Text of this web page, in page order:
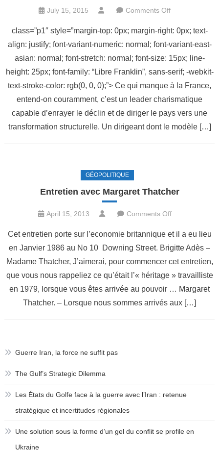
July 15, 2015 Comments Offon
clefs
du
Thatchérisme
class=”p1″ style=”margin-top: 0px; margin-right: 0px; text-
align: justify; font-variant-numeric: normal; font-variant-east-
asian: normal; font-stretch: normal; font-size: 15px; line-
height: 25px; font-family: “Libre Franklin”, sans-serif; -webkit-
text-stroke-color: rgb(0, 0, 0);”> Ce qui manque à la France,
entend-on couramment, c’est un leader charismatique
capable d’enrayer le déclin et de diriger le pays vers une
transformation structurelle. Un dirigeant dont le modèle […]
GÉOPOLITIQUE
Entretien avec Margaret Thatcher
April 15, 2013 Comments Offon
avec
Margaret
Thatcher
Cet entretien porte sur l’economie britannique et il a eu lieu
en Janvier 1986 au No 10 Downing Street. Brigitte Adès –
Madame Thatcher, J’aimerai, pour commencer cet entretien,
que vous nous rappeliez ce qu’était l’« héritage » travailliste
en 1979, lorsque vous êtes arrivée au pouvoir … Margaret
Thatcher. – Lorsque nous sommes arrivés aux […]
Guerre Iran, la force ne suffit pas
The Gulf’s Strategic Dilemma
Les États du Golfe face à la guerre avec l’Iran : retenue
stratégique et incertitudes régionales
Une solution sous la forme d’un gel du conflit se profile en
Ukraine